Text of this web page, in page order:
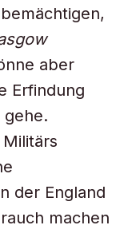
aber
Erfindung
der England
machen